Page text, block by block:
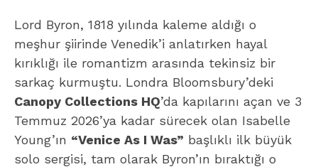
Lord Byron, 1818 yılında kaleme aldığı o
meşhur şiirinde Venedik’i anlatırken hayal
kırıklığı ile romantizm arasında tekinsiz bir
sarkaç kurmuştu. Londra Bloomsbury’deki
Canopy Collections HQ’da kapılarını açan ve 3
Temmuz 2026’ya kadar sürecek olan Isabelle
Young’ın “Venice As I Was” başlıklı ilk büyük
solo sergisi, tam olarak Byron’ın bıraktığı o